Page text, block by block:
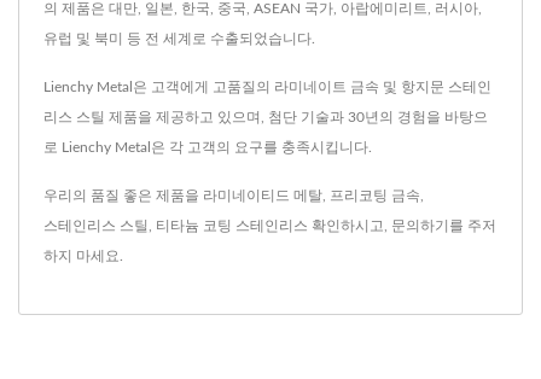
의 제품은 대만, 일본, 한국, 중국, ASEAN 국가, 아랍에미리트, 러시아,
유럽 및 북미 등 전 세계로 수출되었습니다.
Lienchy Metal은 고객에게 고품질의 라미네이트 금속 및 항지문 스테인
리스 스틸 제품을 제공하고 있으며, 첨단 기술과 30년의 경험을 바탕으
로 Lienchy Metal은 각 고객의 요구를 충족시킵니다.
우리의 품질 좋은 제품을 라미네이티드 메탈 프리코팅 금속
스테인리스 스틸 티타늄 코팅 스테인리스 확인하시고, 문의하기 를 주저
하지 마세요.